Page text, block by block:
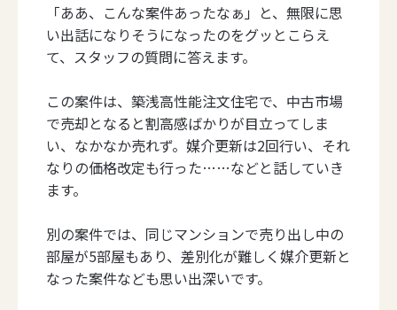
「ああ、こんな案件あったなぁ」と、無限に思
い出話になりそうになったのをグッとこらえ
て、スタッフの質問に答えます。
この案件は、築浅高性能注文住宅で、中古市場
で売却となると割高感ばかりが目立ってしま
い、なかなか売れず。媒介更新は2回行い、それ
なりの価格改定も行った……などと話していき
ます。
別の案件では、同じマンションで売り出し中の
部屋が5部屋もあり、差別化が難しく媒介更新と
なった案件なども思い出深いです。